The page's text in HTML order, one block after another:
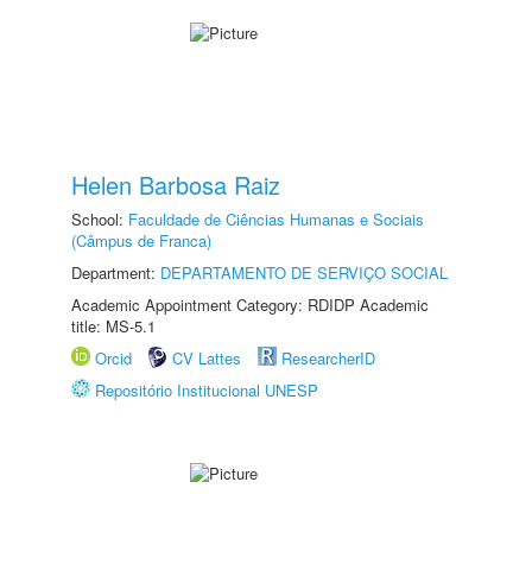
Helen Barbosa Raiz
School: Faculdade de Ciências Humanas e Sociais
(Câmpus de Franca)
Department: DEPARTAMENTO DE SERVIÇO SOCIAL
Academic Appointment Category: RDIDP Academic
title: MS-5.1
Orcid
CV Lattes
ResearcherID
Repositório Institucional UNESP